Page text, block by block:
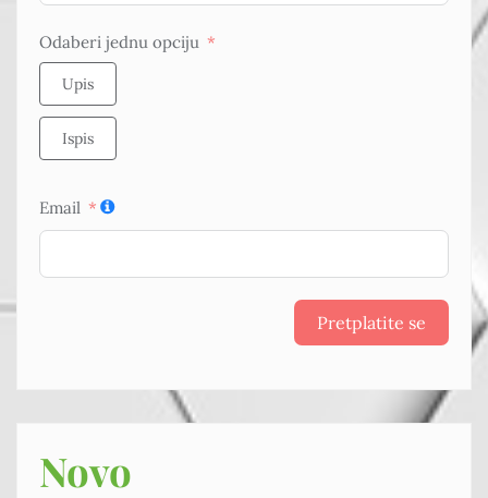
Odaberi jednu opciju
Upis
Ispis
Email
Pretplatite se
Novo